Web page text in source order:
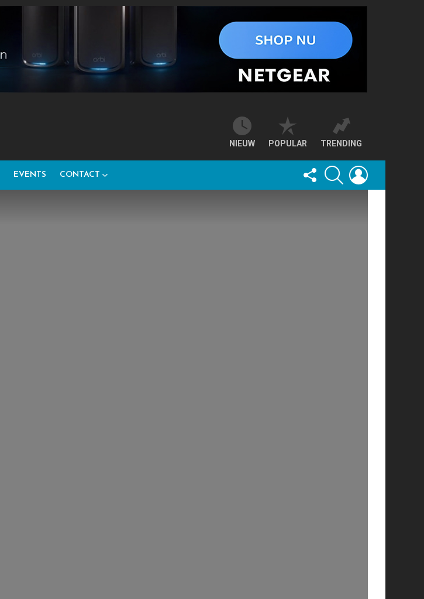
NIEUW POPULAR TRENDING
EVENTS CONTACT
FOLLOW
US
SEARCH